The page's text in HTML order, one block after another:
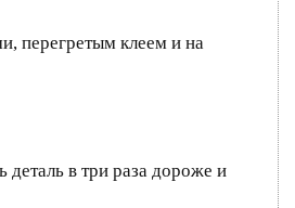
перегретым клеем и на
в три раза дороже и